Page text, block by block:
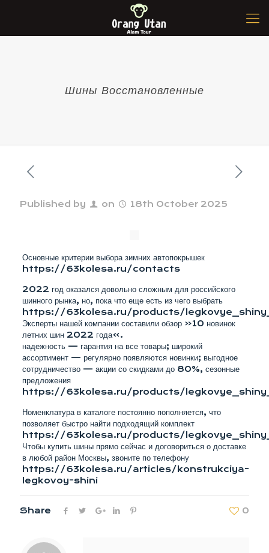
Шины Восстановленные
Published by on 18th October 2025
Основные критерии выбора зимних автопокрышек
https://63kolesa.ru/contacts
2022 год оказался довольно сложным для российского
шинного рынка, но, пока что еще есть из чего выбрать
https://63kolesa.ru/products/
Эксперты нашей компании составили обзор «10 новинок
летних шин 2022 года».
надежность — гарантия на все товары; широкий
ассортимент — регулярно появляются новинки; выгодное
сотрудничество — акции со скидками до 80%, сезонные
предложения
https://63kolesa.ru/products/
Номенклатура в каталоге постоянно пополняется, что
позволяет быстро найти подходящий комплект
https://63kolesa.ru/products/
Чтобы купить шины прямо сейчас и договориться о доставке
в любой район Москвы, звоните по телефону
https://63kolesa.ru/articles/konstrukciya-
legkovoy-shini
Share 0